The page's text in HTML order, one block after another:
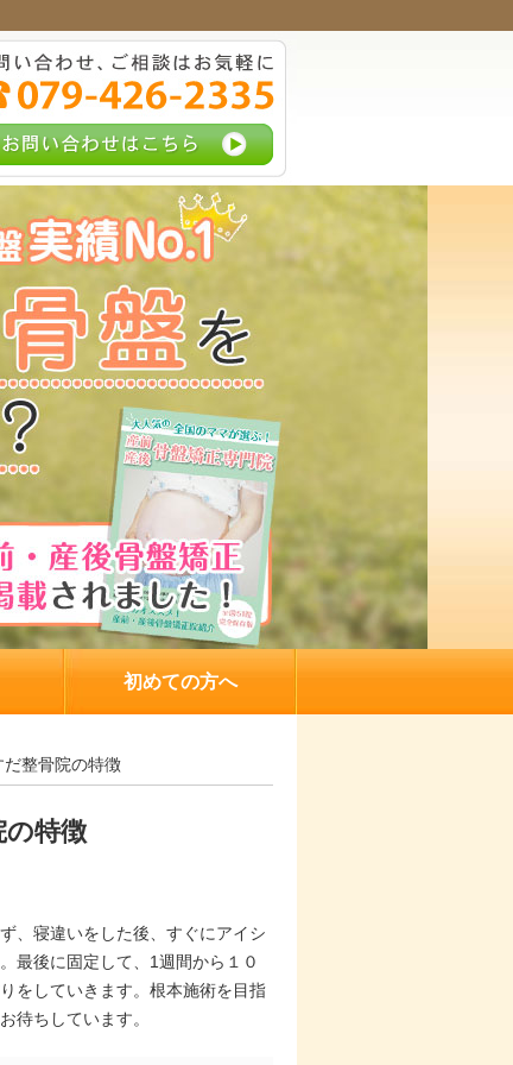
初めての方へ
整骨院の特徴
の特徴
、寝違いをした後、すぐにアイシ
最後に固定して、1週間から１０
をしていきます。根本施術を目指
待ちしています。